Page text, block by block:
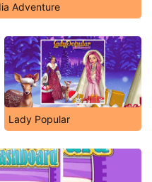
Adventure
Lady Popular